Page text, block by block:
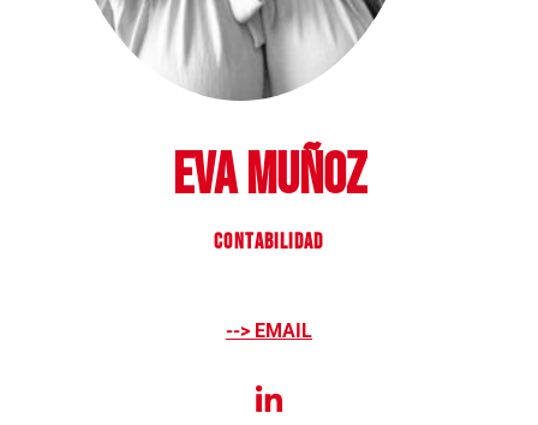
EVA MUÑOZ
CONTABILIDAD
--> EMAIL